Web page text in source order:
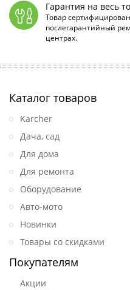
Гарантия на весь
Товар
послегарантийный
центрах.
Каталог товаров
Karcher
Дача, сад
Для дома
Для ремонта
Оборудование
Авто-мото
Новинки
Товары со скидками
Покупателям
Акции